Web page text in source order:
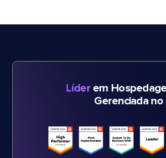
Líderem
Gerenciada no